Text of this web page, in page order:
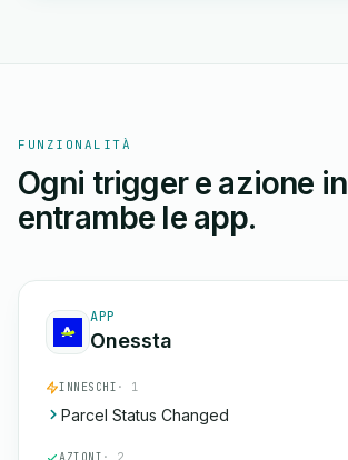
FUNZIONALITÀ
Ogni trigger e azione in
entrambe le app.
APP
Onessta
INNESCHI · 1
Parcel Status Changed